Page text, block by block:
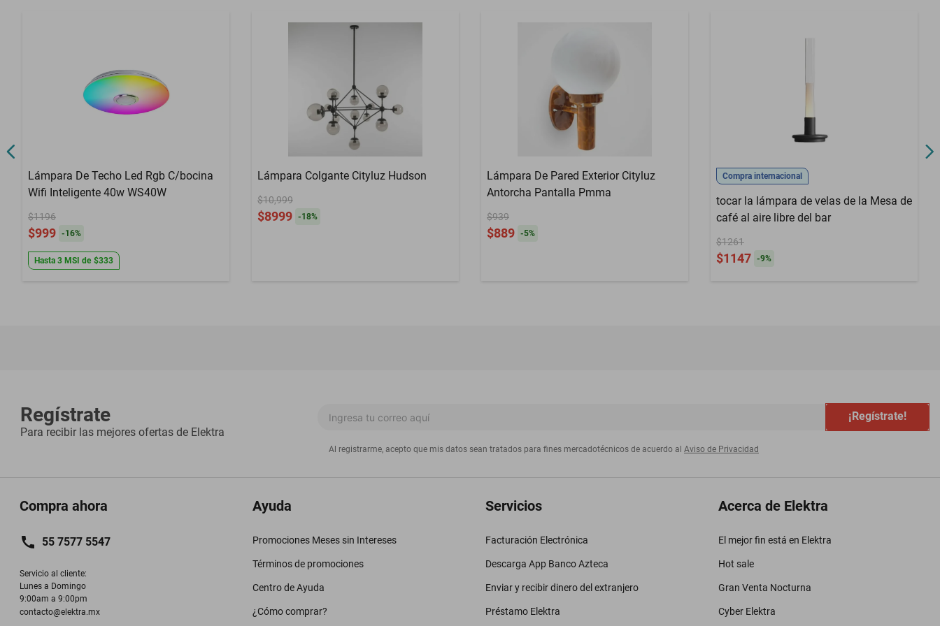
Lámpara De Techo Led Rgb C/bocina
Wifi Inteligente 40w WS40W
$1196
$999 -16%
Hasta 3 MSI de $333
Lámpara Colgante Cityluz Hudson
$10,999
$8999 -18%
Lámpara De Pared Exterior Cityluz
Antorcha Pantalla Pmma
$939
$889 -5%
Compra internacional
tocar la lámpara de velas de la Mesa de
café al aire libre del bar
$1261
$1147 -9%
Regístrate
Para recibir las mejores ofertas de Elektra
¡Regístrate!
Al registrarme, acepto que mis datos sean tratados para fines mercadotécnicos de acuerdo al Aviso de Privacidad
Compra ahora
55 7577 5547
Servicio al cliente:
Lunes a Domingo
9:00am a 9:00pm
contacto@elektra.mx
Ayuda
Promociones Meses sin Intereses
Términos de promociones
Centro de Ayuda
¿Cómo comprar?
Servicios
Facturación Electrónica
Descarga App Banco Azteca
Enviar y recibir dinero del extranjero
Préstamo Elektra
Acerca de Elektra
El mejor fin está en Elektra
Hot sale
Gran Venta Nocturna
Cyber Elektra